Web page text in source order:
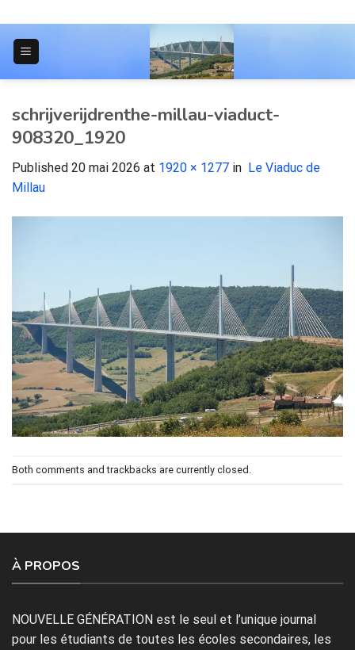
to
content
schrijverijdrenthe-millau-viaduct-
908320_1920
Published 20 mai 2026 at 1920 × 1277 in Le Viaduc de
Millau
Both comments and trackbacks are currently closed.
À PROPOS
NOUVELLE GÉNÉRATION est le seul et l’unique journal
pour les étudiants de toutes les écoles secondaires, les